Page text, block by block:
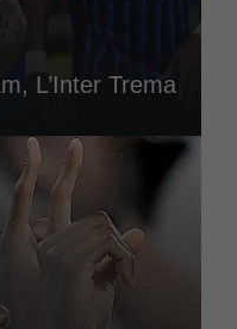
L’Inter Trema